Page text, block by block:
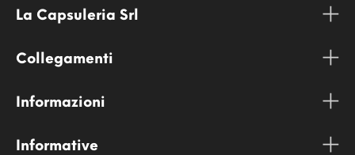
La Capsuleria Srl
Collegamenti
Informazioni
Informative